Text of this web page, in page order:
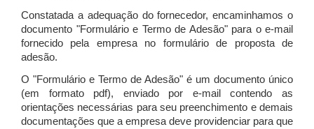
Constatada a adequação do fornecedor, encaminhamos o
documento "Formulário e Termo de Adesão" para o e-mail
fornecido pela empresa no formulário de proposta de
adesão.
O "Formulário e Termo de Adesão" é um documento único
(em formato pdf), enviado por e-mail contendo as
orientações necessárias para seu preenchimento e demais
documentações que a empresa deve providenciar para que